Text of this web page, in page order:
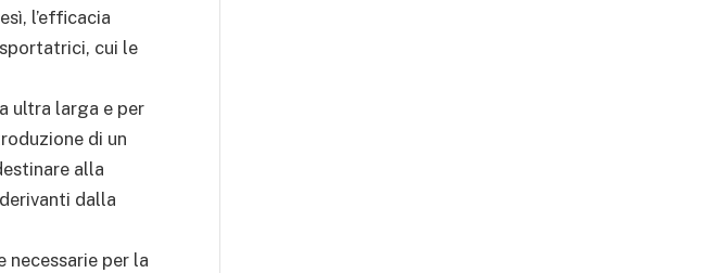
l’efficacia
cui le
ultra larga e per
di un
alla
dalla
per la